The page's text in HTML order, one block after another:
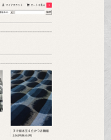
生日です。皆で同じケ
す。